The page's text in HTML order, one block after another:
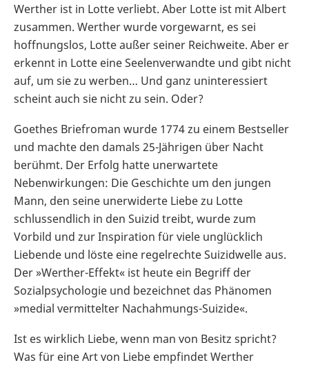
Werther ist in Lotte verliebt. Aber Lotte ist mit Albert
zusammen. Werther wurde vorgewarnt, es sei
hoffnungslos, Lotte außer seiner Reichweite. Aber er
erkennt in Lotte eine Seelenverwandte und gibt nicht
auf, um sie zu werben… Und ganz uninteressiert
scheint auch sie nicht zu sein. Oder?
Goethes Briefroman wurde 1774 zu einem Bestseller
und machte den damals 25-Jährigen über Nacht
berühmt. Der Erfolg hatte unerwartete
Nebenwirkungen: Die Geschichte um den jungen
Mann, den seine unerwiderte Liebe zu Lotte
schlussendlich in den Suizid treibt, wurde zum
Vorbild und zur Inspiration für viele unglücklich
Liebende und löste eine regelrechte Suizidwelle aus.
Der »Werther-Effekt« ist heute ein Begriff der
Sozialpsychologie und bezeichnet das Phänomen
»medial vermittelter Nachahmungs-Suizide«.
Ist es wirklich Liebe, wenn man von Besitz spricht?
Was für eine Art von Liebe empfindet Werther